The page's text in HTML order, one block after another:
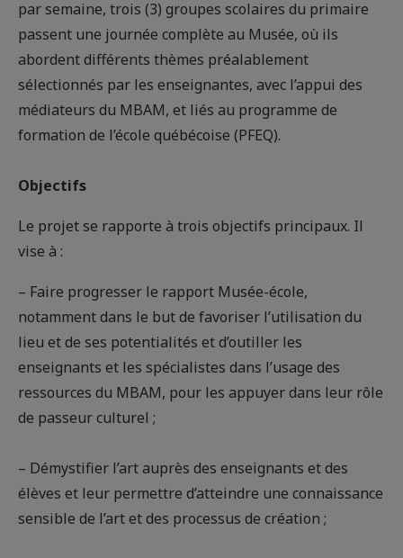
par semaine, trois (3) groupes scolaires du primaire
passent une journée complète au Musée, où ils
abordent différents thèmes préalablement
sélectionnés par les enseignantes, avec l’appui des
médiateurs du MBAM, et liés au programme de
formation de l’école québécoise (PFEQ).
Objectifs
Le projet se rapporte à trois objectifs principaux. Il
vise à :
– Faire progresser le rapport Musée-école,
notamment dans le but de favoriser l’utilisation du
lieu et de ses potentialités et d’outiller les
enseignants et les spécialistes dans l’usage des
ressources du MBAM, pour les appuyer dans leur rôle
de passeur culturel ;
– Démystifier l’art auprès des enseignants et des
élèves et leur permettre d’atteindre une connaissance
sensible de l’art et des processus de création ;